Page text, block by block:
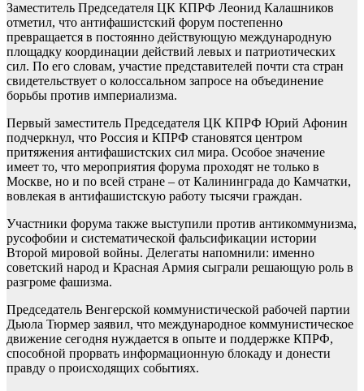
Заместитель Председателя ЦК КПРФ Леонид Калашников
отметил, что антифашистский форум постепенно
превращается в постоянно действующую международную
площадку координации действий левых и патриотических
сил. По его словам, участие представителей почти ста стран
свидетельствует о колоссальном запросе на объединение
борьбы против империализма.
Первый заместитель Председателя ЦК КПРФ Юрий Афонин
подчеркнул, что Россия и КПРФ становятся центром
притяжения антифашистских сил мира. Особое значение
имеет то, что мероприятия форума проходят не только в
Москве, но и по всей стране – от Калининграда до Камчатки,
вовлекая в антифашистскую работу тысячи граждан.
Участники форума также выступили против антикоммунизма,
русофобии и систематической фальсификации истории
Второй мировой войны. Делегаты напомнили: именно
советский народ и Красная Армия сыграли решающую роль в
разгроме фашизма.
Председатель Венгерской коммунистической рабочей партии
Дьюла Тюрмер заявил, что международное коммунистическое
движение сегодня нуждается в опыте и поддержке КПРФ,
способной прорвать информационную блокаду и донести
правду о происходящих событиях.